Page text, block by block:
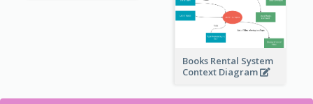
Books Rental System
Context Diagram